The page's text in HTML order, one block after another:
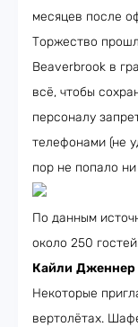
месяцев после
Торжество
Beaverbrook в
всё, чтобы
персоналу
телефонами (не
пор не попало
По данным
около 250
Кайли Дженнер
Некоторые
вертолётах.